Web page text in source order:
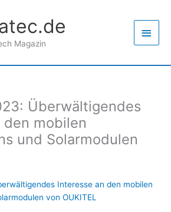
Magazin
Überwältigendes
den mobilen
und Solarmodulen